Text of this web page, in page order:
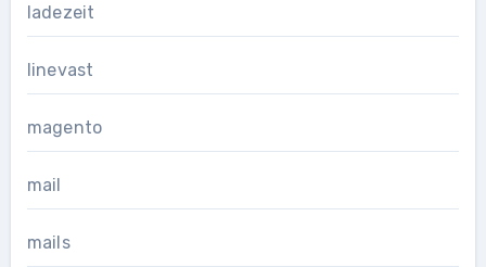
ladezeit
linevast
magento
mail
mails